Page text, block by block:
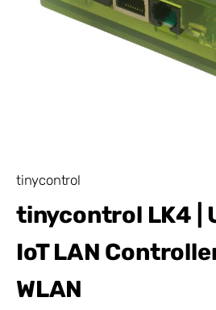
tinycontrol
tinycontrol LK4 |
IoT LAN
WLAN